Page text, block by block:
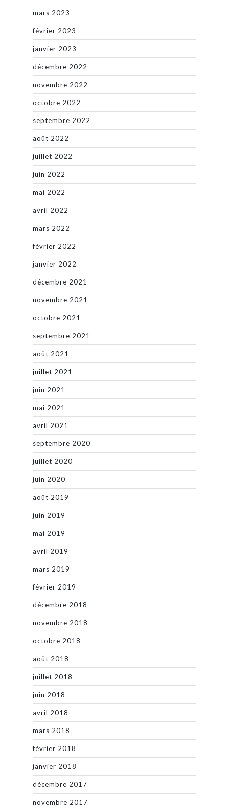
mars 2023
février 2023
janvier 2023
décembre 2022
novembre 2022
octobre 2022
septembre 2022
août 2022
juillet 2022
juin 2022
mai 2022
avril 2022
mars 2022
février 2022
janvier 2022
décembre 2021
novembre 2021
octobre 2021
septembre 2021
août 2021
juillet 2021
juin 2021
mai 2021
avril 2021
septembre 2020
juillet 2020
juin 2020
août 2019
juin 2019
mai 2019
avril 2019
mars 2019
février 2019
décembre 2018
novembre 2018
octobre 2018
août 2018
juillet 2018
juin 2018
avril 2018
mars 2018
février 2018
janvier 2018
décembre 2017
novembre 2017